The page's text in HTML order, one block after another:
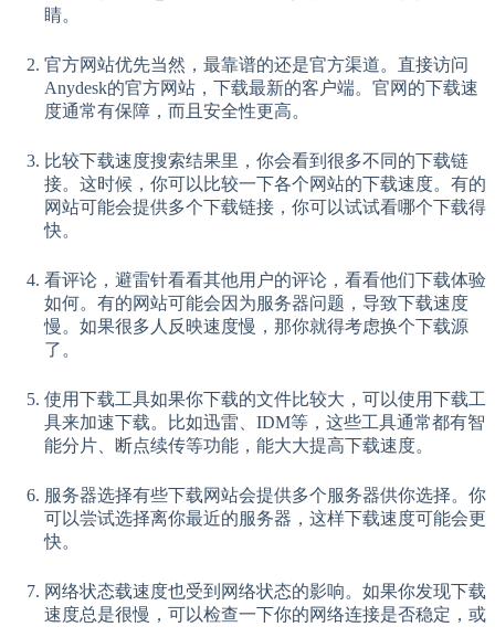
睛。
官方网站优先当然，最靠谱的还是官方渠道。直接访问
Anydesk的官方网站，下载最新的客户端。官网的下载速
度通常有保障，而且安全性更高。
比较下载速度搜索结果里，你会看到很多不同的下载链
接。这时候，你可以比较一下各个网站的下载速度。有的
网站可能会提供多个下载链接，你可以试试看哪个下载得
快。
看评论，避雷针看看其他用户的评论，看看他们下载体验
如何。有的网站可能会因为服务器问题，导致下载速度
慢。如果很多人反映速度慢，那你就得考虑换个下载源
了。
使用下载工具如果你下载的文件比较大，可以使用下载工
具来加速下载。比如迅雷、IDM等，这些工具通常都有智
能分片、断点续传等功能，能大大提高下载速度。
服务器选择有些下载网站会提供多个服务器供你选择。你
可以尝试选择离你最近的服务器，这样下载速度可能会更
快。
网络状态载速度也受到网络状态的影响。如果你发现下载
速度总是很慢，可以检查一下你的网络连接是否稳定，或